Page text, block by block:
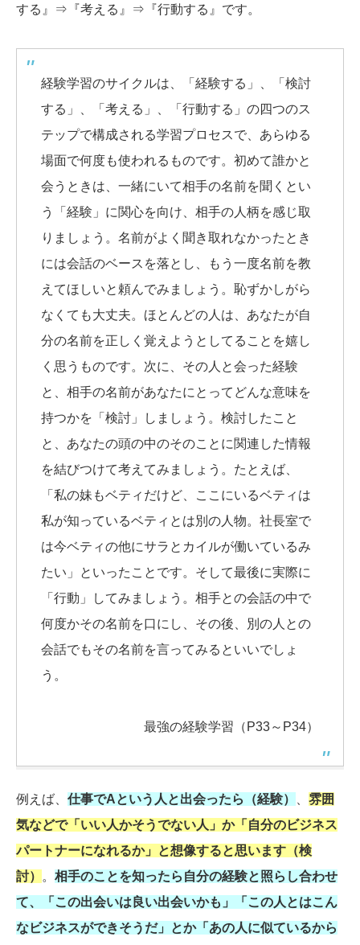
する』⇒『考える』⇒『行動する』です。
経験学習のサイクルは、「経験する」、「検討
する」、「考える」、「行動する」の四つのス
テップで構成される学習プロセスで、あらゆる
場面で何度も使われるものです。初めて誰かと
会うときは、一緒にいて相手の名前を聞くとい
う「経験」に関心を向け、相手の人柄を感じ取
りましょう。名前がよく聞き取れなかったとき
には会話のベースを落とし、もう一度名前を教
えてほしいと頼んでみましょう。恥ずかしがら
なくても大丈夫。ほとんどの人は、あなたが自
分の名前を正しく覚えようとしてることを嬉し
く思うものです。次に、その人と会った経験
と、相手の名前があなたにとってどんな意味を
持つかを「検討」しましょう。検討したこと
と、あなたの頭の中のそのことに関連した情報
を結びつけて考えてみましょう。たとえば、
「私の妹もベティだけど、ここにいるベティは
私が知っているベティとは別の人物。社長室で
は今ベティの他にサラとカイルが働いているみ
たい」といったことです。そして最後に実際に
「行動」してみましょう。相手との会話の中で
何度かその名前を口にし、その後、別の人との
会話でもその名前を言ってみるといいでしょ
う。
最強の経験学習（P33～P34）
例えば、 仕事でAという人と出会ったら（経験）
雰囲
気などで「いい人かそうでない人」か「自分のビジネス
パートナーになれるか」と想像すると思います（検
討）
。 相手のことを知ったら自分の経験と照らし合わせ
て、「この出会いは良い出会いかも」「この人とはこん
なビジネスができそうだ」とか「あの人に似ているから